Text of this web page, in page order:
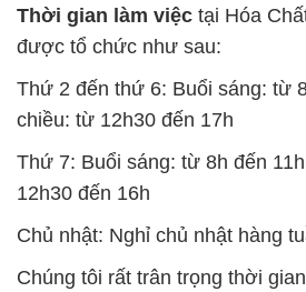
Thời gian làm việc tại Hóa
được tổ chức như sau:
Thứ 2 đến thứ 6: Buổi sáng: từ
chiều: từ 12h30 đến 17h
Thứ 7: Buổi sáng: từ 8h đến
12h30 đến 16h
Chủ nhật: Nghỉ chủ nhật hàng
Chúng tôi rất trân trọng thời